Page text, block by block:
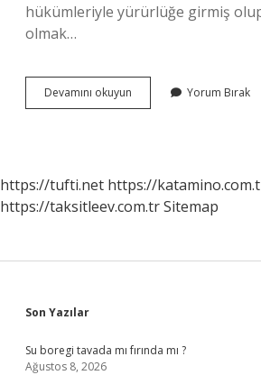
hükümleriyle yürürlüğe girmiş
olmak…
Devamını okuyun Otellerde
Sigara
Yorum Bırak
https://tufti.net https://
https://taksitleev.com.trSitemap
Sidebar
Son Yazılar
Su boregi tavada mı fırında mı ?
Ağustos 8, 2026